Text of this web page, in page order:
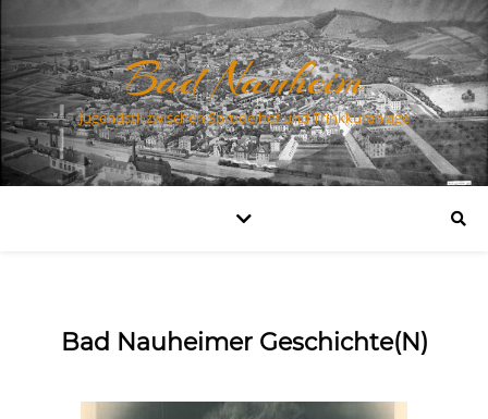
Bad Nauheim
Jugendstil zwischen Sprudelhof und Trinkkuranlage
Bad Nauheimer Geschichte(n)